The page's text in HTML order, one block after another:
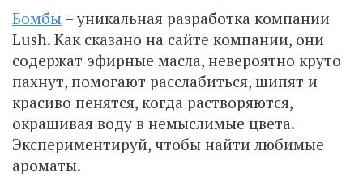
Бомбы – уникальная разработка компании
Lush. Как сказано на сайте компании, они
содержат эфирные масла, невероятно круто
пахнут, помогают расслабиться, шипят и
красиво пенятся, когда растворяются,
окрашивая воду в немыслимые цвета.
Экспериментируй, чтобы найти любимые
ароматы.